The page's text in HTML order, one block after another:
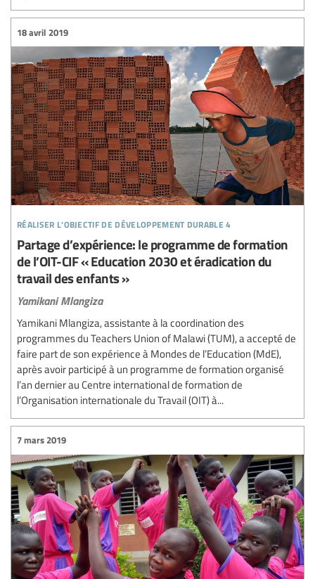
réaliser l’objectif de développement durable 4
18 avril 2019
Partage d’expérience: le programme de formation
de l’OIT-CIF « Education 2030 et éradication du
travail des enfants »
Yamikani Mlangiza
Yamikani Mlangiza, assistante à la coordination des
programmes du Teachers Union of Malawi (TUM), a accepté de
faire part de son expérience à Mondes de l’Education (MdE),
après avoir participé à un programme de formation organisé
l’an dernier au Centre international de formation de
l’Organisation internationale du Travail (OIT) à...
7 mars 2019